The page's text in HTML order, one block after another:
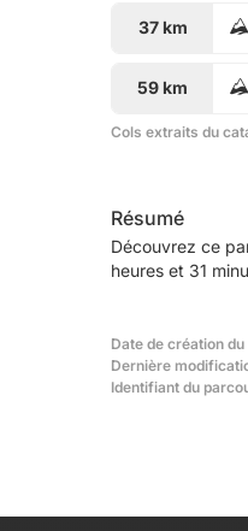
37 km
59 km
Cols extraits du
Résumé
Découvrez ce
heures et 31
Date de création
Dernière
Identifiant du